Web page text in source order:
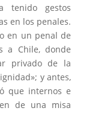
tenido gestos
en los penales.
en un penal de
a Chile, donde
privado de la
y antes,
que internos e
de una misa